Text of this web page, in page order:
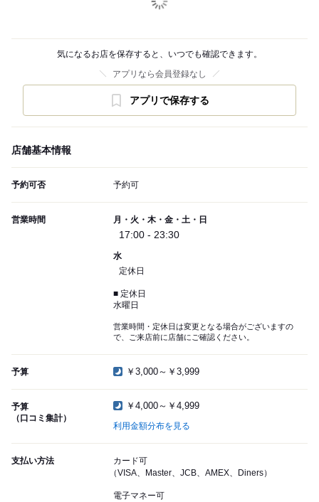
気になるお店を保存すると、いつでも確認できます。
アプリなら会員登録なし
アプリで保存する
店舗基本情報
予約可否 予約可
営業時間 月・火・木・金・土・日
17:00 - 23:30
水
定休日
■ 定休日
水曜日
営業時間・定休日は変更となる場合がございますの
で、ご来店前に店舗にご確認ください。
予算 ￥3,000～￥3,999
予算
（口コミ集計）
￥4,000～￥4,999
利用金額分布を見る
支払い方法
カード可
（VISA、Master、JCB、AMEX、Diners）
電子マネー可